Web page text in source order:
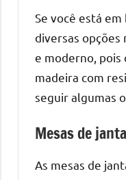
Se você está
diversas opções
e moderno, pois
madeira com
seguir algumas
Mesas de
As mesas de